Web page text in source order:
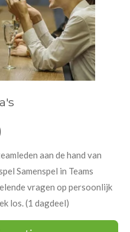
aan de hand van
Samenspel in Teams
vragen op persoonlijk
los. (1 dagdeel)